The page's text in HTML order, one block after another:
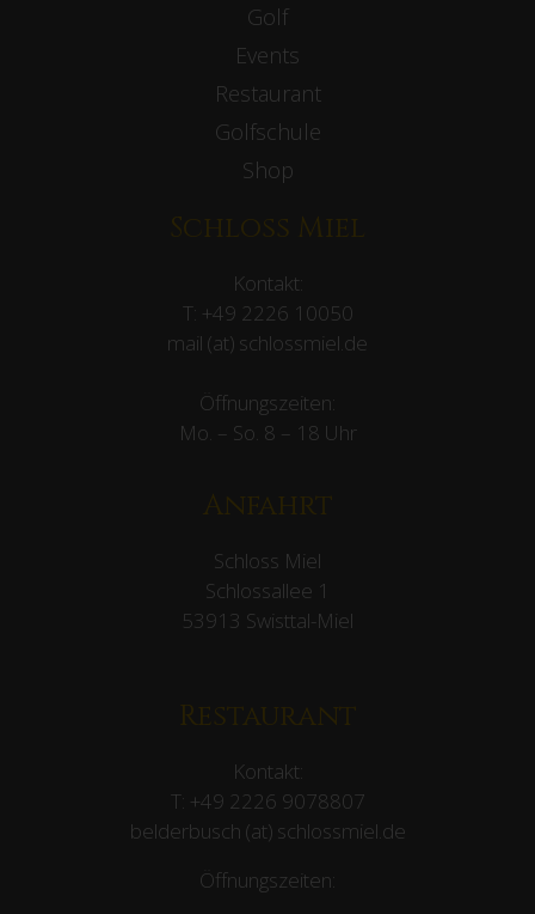
Golf
Events
Restaurant
Golfschule
Shop
Schloss Miel
Kontakt:
T: +49 2226 10050
mail (at) schlossmiel.de
Öffnungszeiten:
Mo. – So. 8 – 18 Uhr
Anfahrt
Schloss Miel
Schlossallee 1
53913 Swisttal-Miel
Restaurant
Kontakt:
T: +49 2226 9078807
belderbusch (at) schlossmiel.de
Öffnungszeiten: